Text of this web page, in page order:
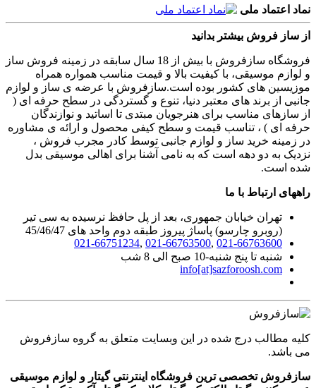
نماد اعتماد ملی
از ساز فروش بیشتر بدانید
فروشگاه سازفروش با بیش از 18 سال سابقه در زمینه فروش ساز
و لوازم موسیقی، با کیفیت بالا و قیمت مناسب همواره همراه
موزیسین های کشور بوده است.سازفروش با عرضه ی ساز و لوازم
جانبی از برند های معتبر دنیا، تنوع و گستردگی در سطح حرفه ای (
از سازهای مناسب برای هنرجویان مبتدی تا اساتید و نوازندگان
حرفه ای ) ، تناسب قیمت و سطح کیفی محصول و ارائه ی مشاوره
در زمینه خرید ساز و لوازم جانبی توسط کادر مجرب فروش ،
نزدیک به دو دهه است که به نامی آشنا برای اهالی موسیقی بدل
شده است.
راههای ارتباط با ما
تهران خیابان جمهوری، بعد از پل حافظ نرسیده به سی تیر
(روبرو چارسو) پاساژ پیروز طبقه دوم واحد های 45/46/47
021-66763600
,
021-66763500
,
021-66751234
شنبه تا پنج شنبه-10 صبح الی 8 شب
info[at]sazforoosh.com
کلیه مطالب درج شده در این وبسایت متعلق به گروه سازفروش
می باشد.
سازفروش تخصصی ترین فروشگاه اینترنتی گیتار و لوازم موسیقی